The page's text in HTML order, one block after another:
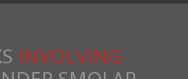
INVOLVING